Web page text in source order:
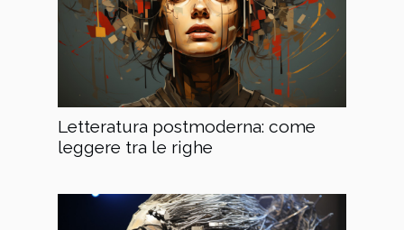
Letteratura postmoderna: come
leggere tra le righe